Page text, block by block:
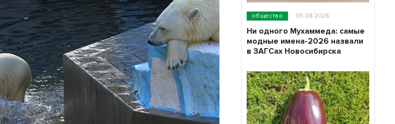
общество 05.08.2026
Ни одного Мухаммеда: самые
модные имена-2026 назвали
в ЗАГСах Новосибирска